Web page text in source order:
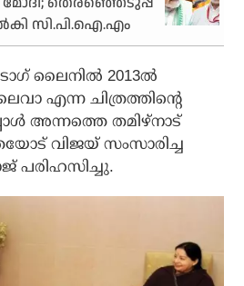
സി.പി.ഐ.എം
ലൈനില്‍ 2013ല്‍
എന്ന ചിത്രത്തിന്റെ
അന്നത്തെ തമിഴ്‌നാട്
വിജയ് സംസാരിച്ച
പരിഹസിച്ചു.